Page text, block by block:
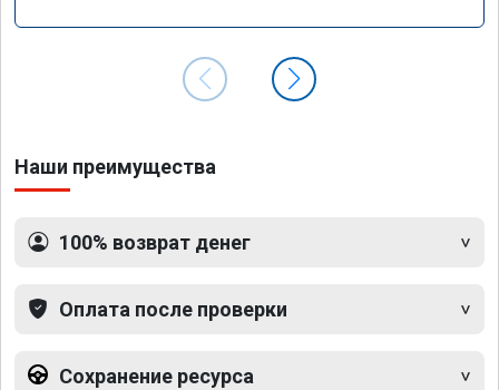
Наши преимущества
100% возврат денег
Оплата после проверки
Сохранение ресурса